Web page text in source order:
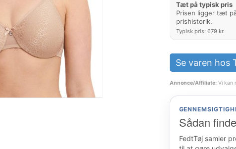
Tæt på typisk pris
Prisen ligger tæt
prishistorik.
Typisk pris: 679 kr.
Se varen hos
Annonce/Affiliate:Vi kan
Sådan
FedtTøj samler